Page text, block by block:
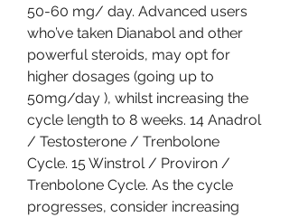
50-60 mg/ day. Advanced users
who’ve taken Dianabol and other
powerful steroids, may opt for
higher dosages (going up to
50mg/day ), whilst increasing the
cycle length to 8 weeks. 14 Anadrol
/ Testosterone / Trenbolone
Cycle. 15 Winstrol / Proviron /
Trenbolone Cycle. As the cycle
progresses, consider increasing